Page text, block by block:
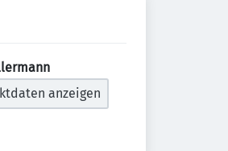
anzeigen